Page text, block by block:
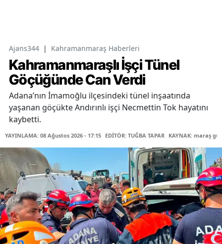
Ajans344 | Kahramanmaraş Haberleri
Kahramanmaraşlı İşçi Tünel
Göçüğünde Can Verdi
Adana’nın İmamoğlu ilçesindeki tünel inşaatında
yaşanan göçükte Andırınlı işçi Necmettin Tok hayatını
kaybetti.
YAYINLAMA: 08 Ağustos 2026 - 17:15 EDİTÖR: TUĞBA TAPAR KAYNAK: maraş